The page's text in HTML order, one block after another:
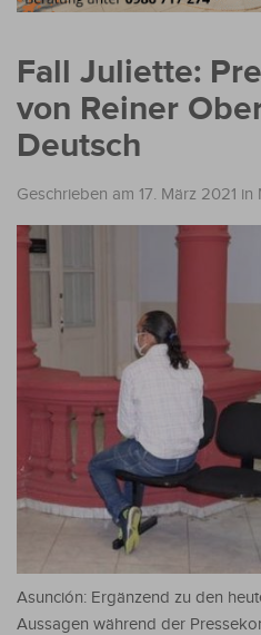
Fall Juliette:
von Reiner
Deutsch
Geschrieben am 17. März 2021 in
Asunción: Ergänzend zu den
Aussagen während der